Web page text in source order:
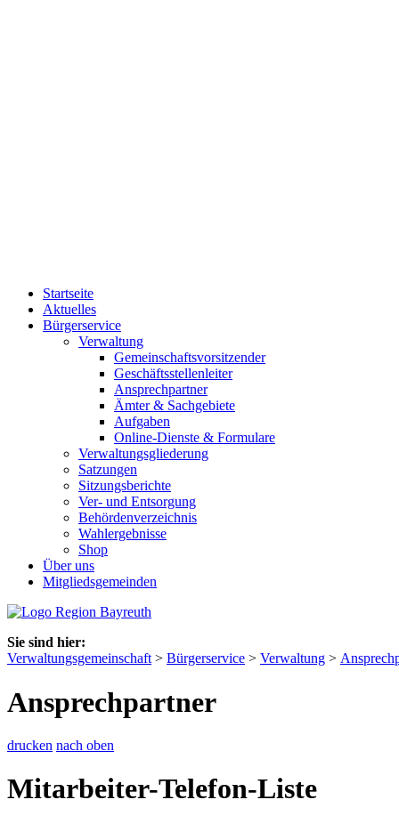
Startseite
Aktuelles
Bürgerservice
Verwaltung
Gemeinschaftsvorsitzender
Geschäftsstellenleiter
Ansprechpartner
Ämter & Sachgebiete
Aufgaben
Online-Dienste & Formulare
Verwaltungsgliederung
Satzungen
Sitzungsberichte
Ver- und Entsorgung
Behördenverzeichnis
Wahlergebnisse
Shop
Über uns
Mitgliedsgemeinden
Sie sind hier:
Verwaltungsgemeinschaft > Bürgerservice > Verwaltung >
Ansprechpartner
drucken nach oben
Mitarbeiter-Telefon-Liste